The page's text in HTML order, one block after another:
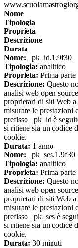
Nome
Tipologia
Proprieta
Descrizione
Durata
Nome: _pk_id.1.9f30
Tipologia: analitico
Proprieta: Prima parte
Descrizione: Questo
analisi web open
proprietari di siti Web
misurare le prestazioni
prefisso _pk_id è
si ritiene sia un codice
cookie.
Durata: 1 anno
Nome: _pk_ses.1.9f30
Tipologia: analitico
Proprieta: Prima parte
Descrizione: Questo
analisi web open
proprietari di siti Web
misurare le prestazioni
prefisso _pk_ses è
si ritiene sia un codice
cookie.
Durata: 30 minuti